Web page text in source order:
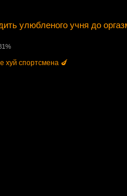
улюбленого учня до